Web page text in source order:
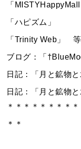
「MISTYHappyMall
「ハピズム」
「Trinity Web」
ブログ：「
日記：「月と鉱物と
日記：「月と鉱物と
＊＊＊＊＊＊＊＊
＊＊